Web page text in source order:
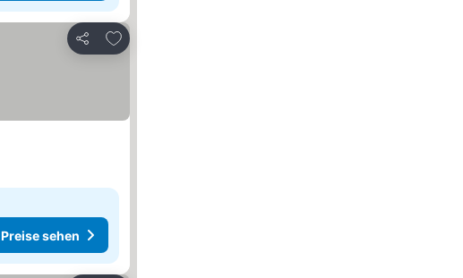
Teilen
Zu Favoriten hinzufügen
Preise sehen